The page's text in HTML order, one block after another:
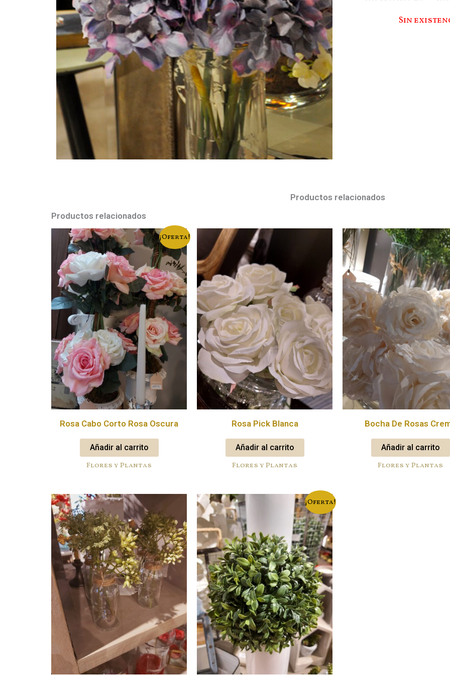
Sin
Productos relacionados
Productos relacionados
¡Oferta!
Rosa Cabo Corto Rosa Oscura
Añadir al carrito
Flores y Plantas
Rosa Pick Blanca
Añadir al carrito
Flores y Plantas
Bocha De Rosas
Añadir al carrito
Flores y Plantas
¡Oferta!